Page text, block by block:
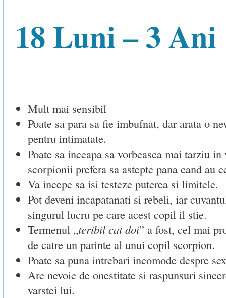
18 Luni – 3 Ani
Mult mai sensibil
Poate sa para sa fie imbufnat, dar arata o
pentru intimatate.
Poate sa inceapa sa vorbeasca mai tarziu in
scorpionii prefera sa astepte pana cand au
Va incepe sa isi testeze puterea si limitele.
Pot deveni incapatanati si rebeli, iar
singurul lucru pe care acest copil il stie.
Termenul „teribil cat doi” a fost, cel mai
de catre un parinte al unui copil scorpion.
Poate sa puna intrebari incomode despre
Are nevoie de onestitate si raspunsuri
varstei lui.